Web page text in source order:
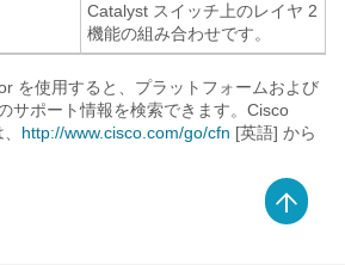
Catalyst スイッチ上のレイヤ 2
機能の組み合わせです。
を使用すると、プラットフォームおよび
サポート情報を検索できます。Cisco
http://www.cisco.com/go/cfn [英語] から